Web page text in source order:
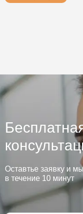
Оставтье заявку и
в течение 10 минут